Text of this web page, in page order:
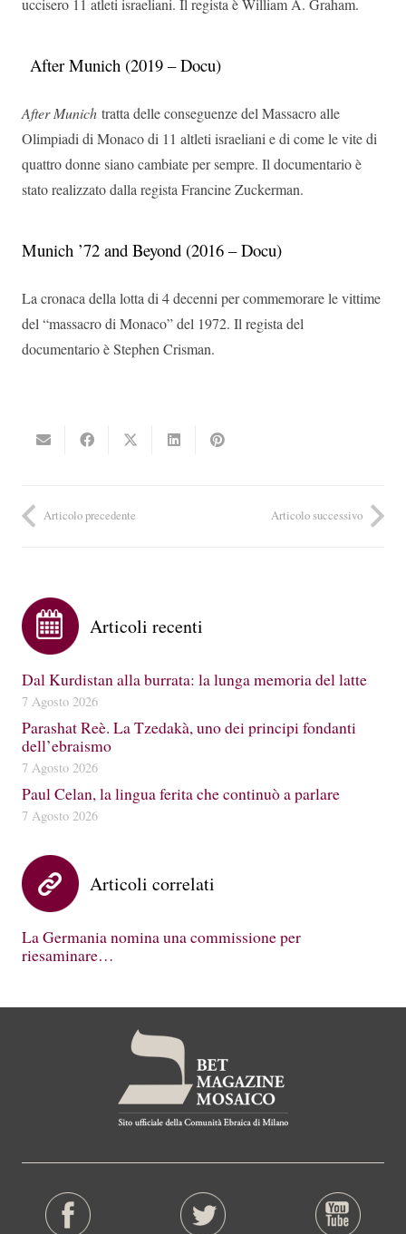
uccisero 11 atleti israeliani. Il regista è William A. Graham.
After Munich (2019 – Docu)
After Munich tratta delle conseguenze del Massacro alle
Olimpiadi di Monaco di 11 altleti israeliani e di come le vite di
quattro donne siano cambiate per sempre. Il documentario è
stato realizzato dalla regista Francine Zuckerman.
Munich ’72 and Beyond (2016 – Docu)
La cronaca della lotta di 4 decenni per commemorare le vittime
del “massacro di Monaco” del 1972. Il regista del
documentario è Stephen Crisman.
Articolo precedente Articolo successivo
Articoli recenti
Dal Kurdistan alla burrata: la lunga memoria del latte
7 Agosto 2026
Parashat Reè. La Tzedakà, uno dei principi fondanti
dell’ebraismo
7 Agosto 2026
Paul Celan, la lingua ferita che continuò a parlare
7 Agosto 2026
Articoli correlati
La Germania nomina una commissione per
riesaminare…